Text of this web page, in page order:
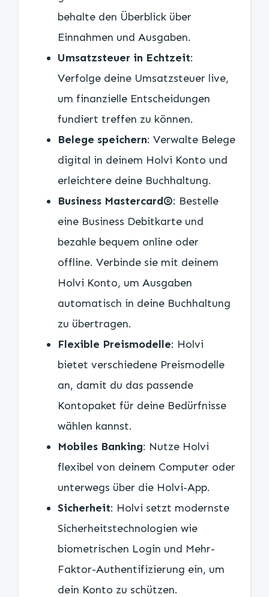
behalte den Überblick über
Einnahmen und Ausgaben.
Umsatzsteuer in Echtzeit:
Verfolge deine Umsatzsteuer live,
um finanzielle Entscheidungen
fundiert treffen zu können.
Belege speichern: Verwalte Belege
digital in deinem Holvi Konto und
erleichtere deine Buchhaltung.
Business Mastercard®: Bestelle
eine Business Debitkarte und
bezahle bequem online oder
offline. Verbinde sie mit deinem
Holvi Konto, um Ausgaben
automatisch in deine Buchhaltung
zu übertragen.
Flexible Preismodelle: Holvi
bietet verschiedene Preismodelle
an, damit du das passende
Kontopaket für deine Bedürfnisse
wählen kannst.
Mobiles Banking: Nutze Holvi
flexibel von deinem Computer oder
unterwegs über die Holvi-App.
Sicherheit: Holvi setzt modernste
Sicherheitstechnologien wie
biometrischen Login und Mehr-
Faktor-Authentifizierung ein, um
dein Konto zu schützen.